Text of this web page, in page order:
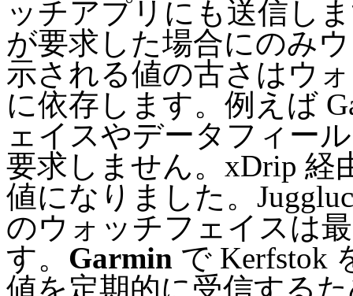
ッチアプリにも送信し
が要求した場合にのみ
示される値の古さはウ
に依存します。例えば
ェイスやデータフィー
要求しません。xDrip 経
値になりました。
のウォッチフェイスは
す。 Garmin で Kerfstok
値を定期的に受信する